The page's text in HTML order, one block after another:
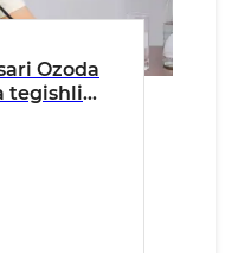
Ozoda
tegishli